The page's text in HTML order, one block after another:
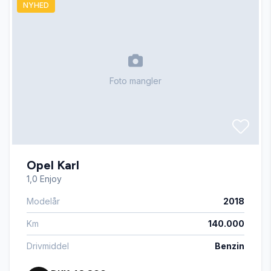
Automatisk fjernlys
Blind vinkel detektion
Delvis lædersæder
Digitalt cockpit
Dual zone klimaanlæg
NYHED
Foto mangler
Opel Karl
1,0 Enjoy
Modelår 2018
Km 140.000
Drivmiddel Benzin